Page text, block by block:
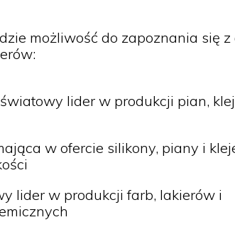
możliwość do zapoznania się z
lider w produkcji pian,
w ofercie silikony, piany i
lider w produkcji farb, lakierów i